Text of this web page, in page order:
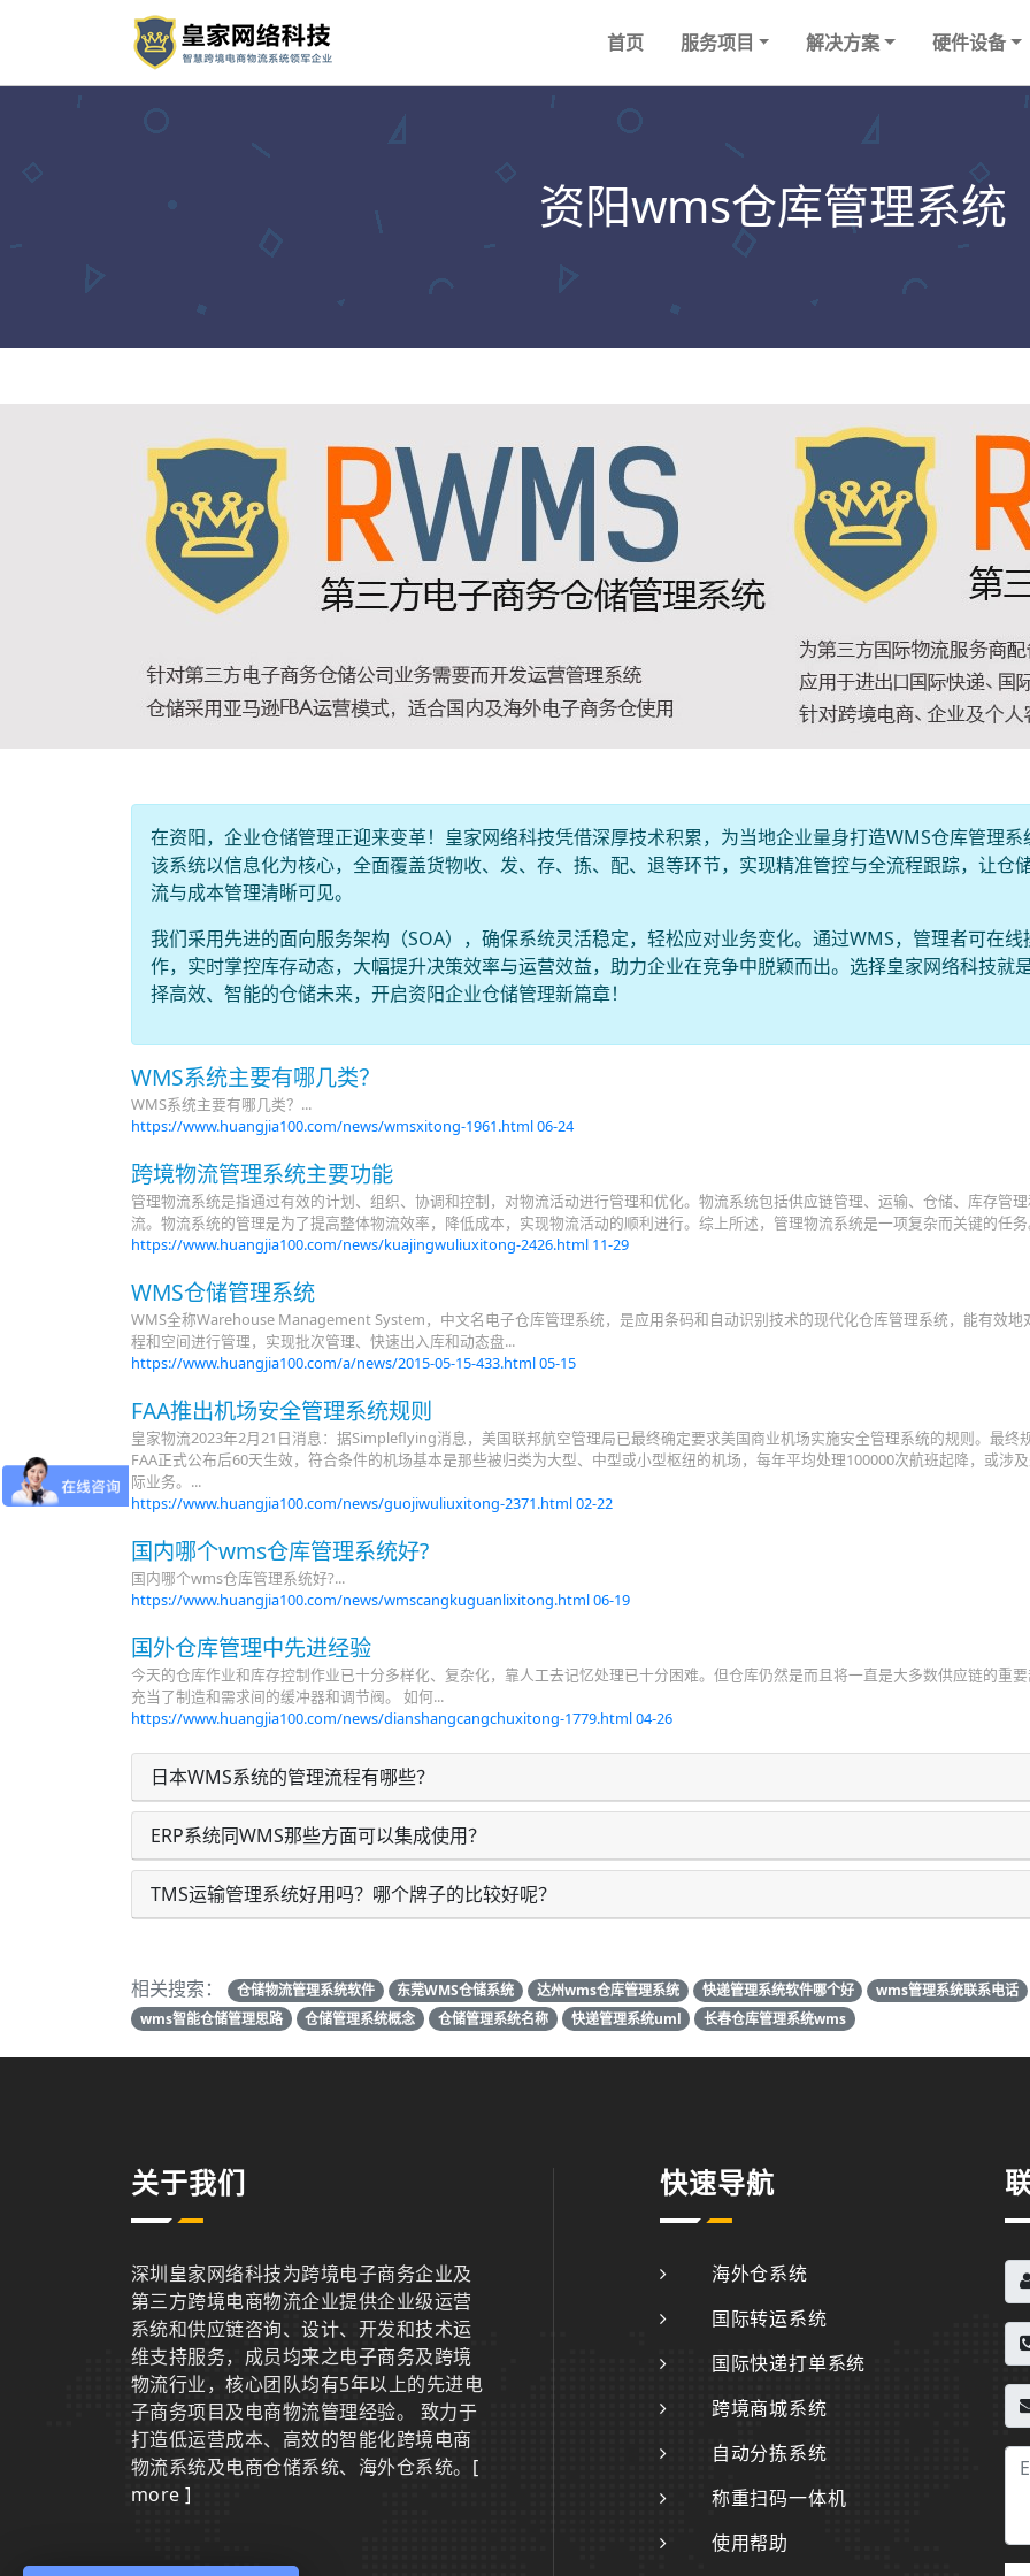
首页 服务项目 解决方案 硬件设备
资阳wms仓库管理系统
在资阳，企业仓储管理正迎来变革！皇家网络科技凭借深厚技术积累，为当地企业量身打造WMS仓库管理系
该系统以信息化为核心，全面覆盖货物收、发、存、拣、配、退等环节，实现精准管控与全流程跟踪，让仓
流与成本管理清晰可见。
我们采用先进的面向服务架构（SOA），确保系统灵活稳定，轻松应对业务变化。通过WMS，管理者可在线
作，实时掌控库存动态，大幅提升决策效率与运营效益，助力企业在竞争中脱颖而出。选择皇家网络科技就
择高效、智能的仓储未来，开启资阳企业仓储管理新篇章！
WMS系统主要有哪几类？
WMS系统主要有哪几类？...
https://www.huangjia100.com/news/wmsxitong-1961.html06-24
跨境物流管理系统主要功能
管理物流系统是指通过有效的计划、组织、协调和控制，对物流活动进行管理和优化。物流系统包括供应链管理、运输、仓储、库存管
流。物流系统的管理是为了提高整体物流效率，降低成本，实现物流活动的顺利进行。综上所述，管理物流系统是一项复杂而关键的任务
https://www.huangjia100.com/news/kuajingwuliuxitong-2426.html 11-29
WMS仓储管理系统
WMS全称Warehouse Management System，中文名电子仓库管理系统，是应用条码和自动识别技术的现代化仓库管理系统，能有效地
程和空间进行管理，实现批次管理、快速出入库和动态盘...
https://www.huangjia100.com/a/news/2015-05-15-433.html05-15
FAA推出机场安全管理系统规则
皇家物流2023年2月21日消息：据Simpleflying消息，美国联邦航空管理局已最终确定要求美国商业机场实施安全管理系统的规则。最终
FAA正式公布后60天生效，符合条件的机场基本是那些被归类为大型、中型或小型枢纽的机场，每年平均处理100000次航班起降，或涉
际业务。...
https://www.huangjia100.com/news/guojiwuliuxitong-2371.html02-22
国内哪个wms仓库管理系统好?
国内哪个wms仓库管理系统好?...
https://www.huangjia100.com/news/wmscangkuguanlixitong.html06-19
国外仓库管理中先进经验
今天的仓库作业和库存控制作业已十分多样化、复杂化，靠人工去记忆处理已十分困难。但仓库仍然是而且将一直是大多数供应链的重
充当了制造和需求间的缓冲器和调节阀。 如何...
https://www.huangjia100.com/news/dianshangcangchuxitong-1779.html04-26
日本WMS系统的管理流程有哪些？
ERP系统同WMS那些方面可以集成使用？
TMS运输管理系统好用吗？哪个牌子的比较好呢？
相关搜索： 仓储物流管理系统软件 东莞WMS仓储系统 达州wms仓库管理系统 快递管理系统软件哪个好
wms管理系统联系电话
wms智能仓储管理思路
仓储管理系统概念 仓储管理系统名称 快递管理系统uml 长春仓库管理系统wms
关于我们
深圳皇家网络科技为跨境电子商务企业及
第三方跨境电商物流企业提供企业级运营
系统和供应链咨询、设计、开发和技术运
维支持服务，成员均来之电子商务及跨境
物流行业，核心团队均有5年以上的先进电
子商务项目及电商物流管理经验。 致力于
打造低运营成本、高效的智能化跨境电商
物流系统及电商仓储系统、海外仓系统。 [
more ]
快速导航
海外仓系统
国际转运系统
国际快递打单系统
跨境商城系统
自动分拣系统
称重扫码一体机
使用帮助